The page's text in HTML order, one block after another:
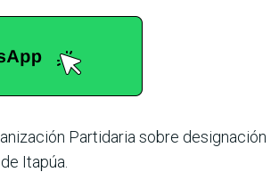
Partidaria sobre designa­ción
Itapúa.